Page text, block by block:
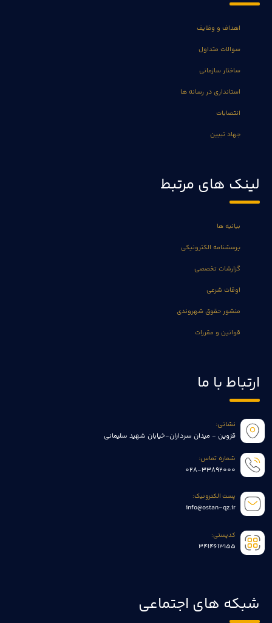
اهداف و وظایف
سوالات متداول
ساختار سازمانی
استانداری در رسانه ها
انتصابات
جهاد تبیین
لینک های مرتبط
بیانیه ها
پرسشنامه الکترونیکی
گزارشات تخصصی
اوقات شرعی
منشور حقوق شهروندی
قوانین و مقررات
ارتباط با ما
نشانی:
قزوین - میدان سرداران-خیابان شهید سلیمانی
شماره تماس:
028-33892000
پست الکترونیک:
info@ostan-qz.ir
کدپستی:
3414613155
شبکه های اجتماعی